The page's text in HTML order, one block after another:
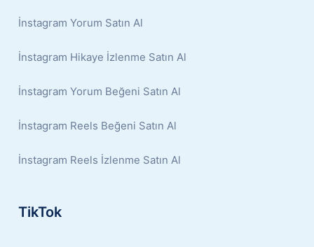
İnstagram Yorum Satın Al
İnstagram Hikaye İzlenme Satın Al
İnstagram Yorum Beğeni Satın Al
İnstagram Reels Beğeni Satın Al
İnstagram Reels İzlenme Satın Al
TikTok